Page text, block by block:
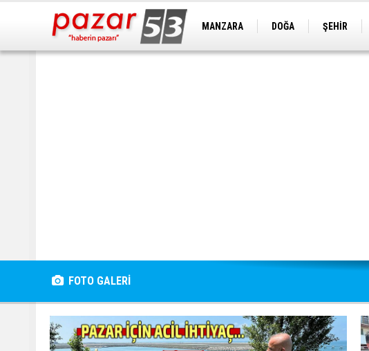
MANZARA DOĞA ŞEHİR
FOTO GALERİ